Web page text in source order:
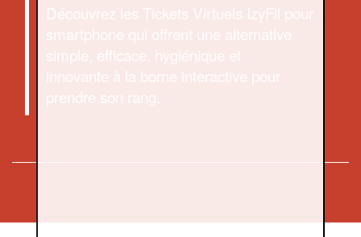
Découvrez les Tickets Virtuels IzyFil pour
smartphone qui offrent une alternative
simple, efficace, hygiénique et
innovante à la borne interactive pour
prendre son rang.